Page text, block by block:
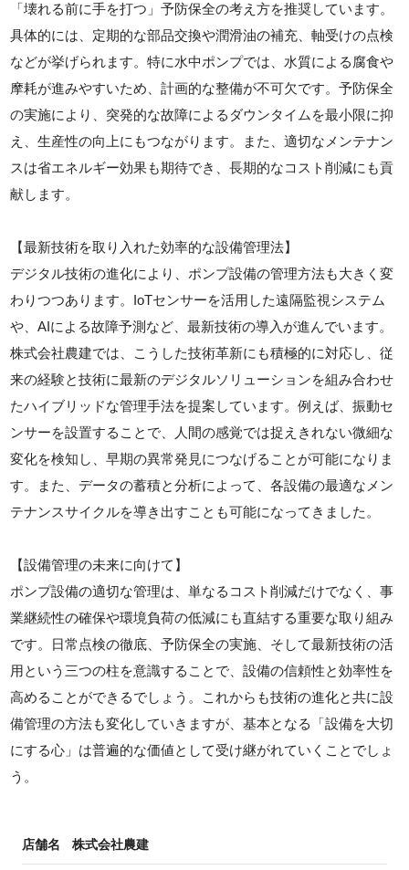
「壊れる前に手を打つ」予防保全の考え方を推奨しています。
具体的には、定期的な部品交換や潤滑油の補充、軸受けの点検
などが挙げられます。特に水中ポンプでは、水質による腐食や
摩耗が進みやすいため、計画的な整備が不可欠です。予防保全
の実施により、突発的な故障によるダウンタイムを最小限に抑
え、生産性の向上にもつながります。また、適切なメンテナン
スは省エネルギー効果も期待でき、長期的なコスト削減にも貢
献します。
【最新技術を取り入れた効率的な設備管理法】
デジタル技術の進化により、ポンプ設備の管理方法も大きく変
わりつつあります。IoTセンサーを活用した遠隔監視システム
や、AIによる故障予測など、最新技術の導入が進んでいます。
株式会社農建では、こうした技術革新にも積極的に対応し、従
来の経験と技術に最新のデジタルソリューションを組み合わせ
たハイブリッドな管理手法を提案しています。例えば、振動セ
ンサーを設置することで、人間の感覚では捉えきれない微細な
変化を検知し、早期の異常発見につなげることが可能になりま
す。また、データの蓄積と分析によって、各設備の最適なメン
テナンスサイクルを導き出すことも可能になってきました。
【設備管理の未来に向けて】
ポンプ設備の適切な管理は、単なるコスト削減だけでなく、事
業継続性の確保や環境負荷の低減にも直結する重要な取り組み
です。日常点検の徹底、予防保全の実施、そして最新技術の活
用という三つの柱を意識することで、設備の信頼性と効率性を
高めることができるでしょう。これからも技術の進化と共に設
備管理の方法も変化していきますが、基本となる「設備を大切
にする心」は普遍的な価値として受け継がれていくことでしょ
う。
店舗名 株式会社農建